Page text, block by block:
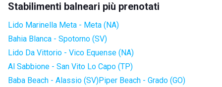
Stabilimenti balneari più prenotati
Lido Marinella Meta - Meta (NA)
Bahia Blanca - Spotorno (SV)
Lido Da Vittorio - Vico Equense (NA)
Al Sabbione - San Vito Lo Capo (TP)
Baba Beach - Alassio (SV)Piper Beach - Grado (GO)